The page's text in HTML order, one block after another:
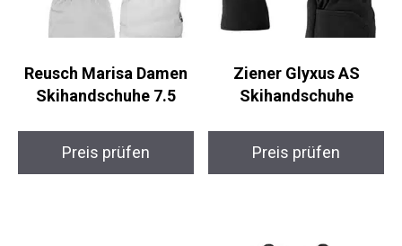
Reusch Marisa Damen
Skihandschuhe 7.5
Preis prüfen
Ziener Glyxus AS
Skihandschuhe
Preis prüfen